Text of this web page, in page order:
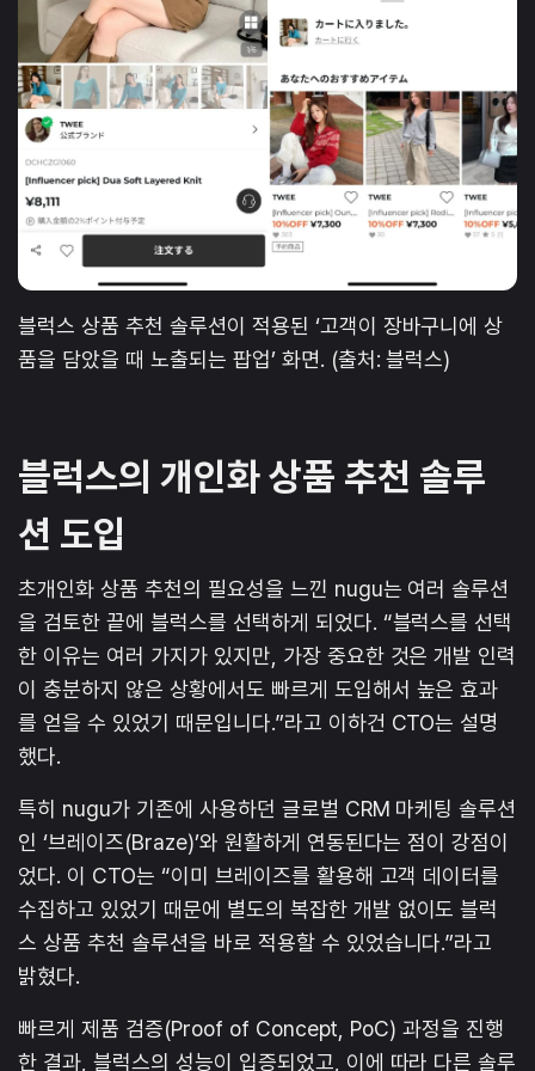
블럭스 상품 추천 솔루션이 적용된 ‘고객이 장바구니에 상
품을 담았을 때 노출되는 팝업’ 화면. (출처: 블럭스)
블럭스의 개인화 상품 추천 솔루
션 도입
초개인화 상품 추천의 필요성을 느낀 nugu는 여러 솔루션
을 검토한 끝에 블럭스를 선택하게 되었다. “블럭스를 선택
한 이유는 여러 가지가 있지만, 가장 중요한 것은 개발 인력
이 충분하지 않은 상황에서도 빠르게 도입해서 높은 효과
를 얻을 수 있었기 때문입니다.”라고 이하건 CTO는 설명
했다.
특히 nugu가 기존에 사용하던 글로벌 CRM 마케팅 솔루션
인 ‘브레이즈(Braze)’와 원활하게 연동된다는 점이 강점이
었다. 이 CTO는 “이미 브레이즈를 활용해 고객 데이터를
수집하고 있었기 때문에 별도의 복잡한 개발 없이도 블럭
스 상품 추천 솔루션을 바로 적용할 수 있었습니다.”라고
밝혔다.
빠르게 제품 검증(Proof of Concept, PoC) 과정을 진행
한 결과, 블럭스의 성능이 입증되었고, 이에 따라 다른 솔루